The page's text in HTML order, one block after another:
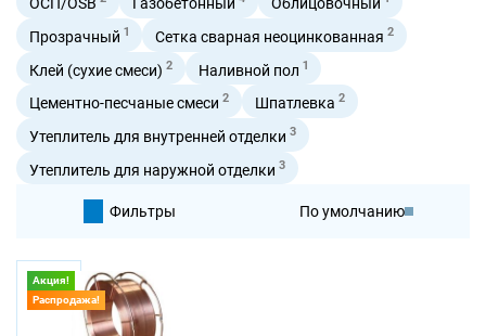
Прозрачный 1 Сетка сварная неоцинкованная 2
Клей (сухие смеси) 2 Наливной пол 1
Цементно-песчаные смеси 2 Шпатлевка 2
Утеплитель для внутренней отделки 3
Утеплитель для наружной отделки 3
По умолчанию
Фильтры
Акция!
Распродажа!